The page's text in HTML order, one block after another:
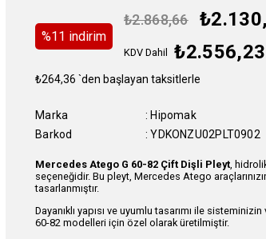
%11 i̇ndirim
₺2.868,66
KDV Dahil ₺2.556,23
₺264,36 `den başlayan taksitlerle
Marka : Hipomak
Barkod
: YDKONZU02PLT0902
Mercedes Atego G 60-82 Çift Dişli Pleyt ,
seçeneğidir. Bu pleyt, Mercedes Atego
tasarlanmıştır.
Dayanıklı yapısı ve uyumlu tasarımı ile
60-82 modelleri için özel olarak üretilmiştir.